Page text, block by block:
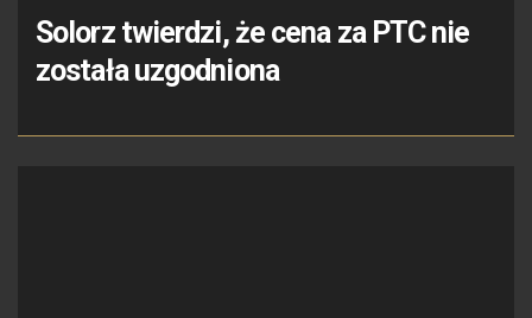
Solorz twierdzi, że cena za PTC nie
została uzgodniona